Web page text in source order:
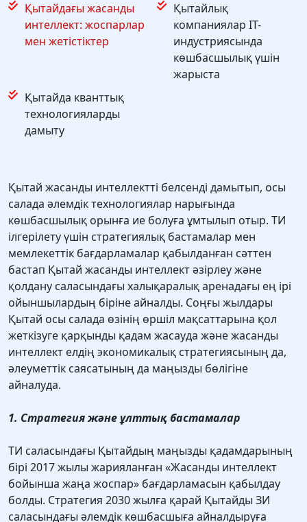
Қытайдағы жасанды
интеллект: жоспарлар
мен жетістіктер
Қытайлық
компаниялар IT-
индустриясында
көшбасшылық үшін
жарыста
Қытайда кванттық
технологияларды
дамыту
Қытай жасанды интеллектті белсенді дамытып, осы
салада әлемдік технологиялар нарығында
көшбасшылық орынға ие болуға ұмтылып отыр. ТИ
ілгерілету үшін стратегиялық бастамалар мен
мемлекеттік бағдарламалар қабылданған сәттен
бастап Қытай жасанды интеллект әзірлеу және
қолдану саласындағы халықаралық аренадағы ең ірі
ойыншылардың біріне айналды. Соңғы жылдары
Қытай осы салада өзінің өршіл мақсаттарына қол
жеткізуге қарқынды қадам жасауда және жасанды
интеллект елдің экономикалық стратегиясының да,
әлеуметтік саясатының да маңызды бөлігіне
айналуда.
1. Стратегия және ұлттық бастамалар
ТИ саласындағы Қытайдың маңызды қадамдарының
бірі 2017 жылы жарияланған «Жасанды интеллект
бойынша жаңа жоспар» бағдарламасын қабылдау
болды. Стратегия 2030 жылға қарай Қытайды ЗИ
саласындағы әлемдік көшбасшыға айналдыруға